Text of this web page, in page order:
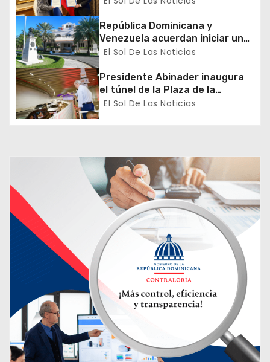
e
e
n
t
r
a
s
República Dominicana y
Venezuela acuerdan iniciar un
proceso de normalización
diplomáticas y consulares
El Sol De Las Noticias
Presidente Abinader inaugura
el túnel de la Plaza de la
Bandera que cambia la salida
hacia el Sur y redefine la
El Sol De Las Noticias